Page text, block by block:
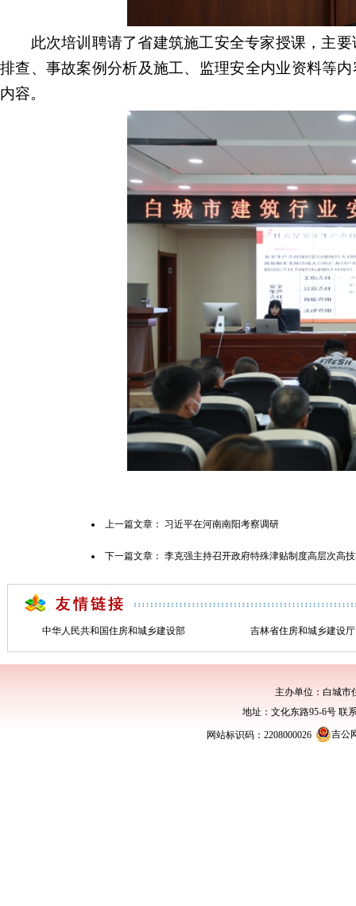
此次培训聘请了省建筑施工安全专家授课，主
排查、 事故案例分析及施工、监理安全内业资料等内
内容。
上一篇文章： 习近平在河南南阳考察调研
下一篇文章： 李克强主持召开政府特殊津贴制度高层次高
中华人民共和国住房和城乡建设部 吉林省住房和城乡建设厅
主办单位：白城
地址：文化东路95-6号 联
网站标识码：2208000026 吉公